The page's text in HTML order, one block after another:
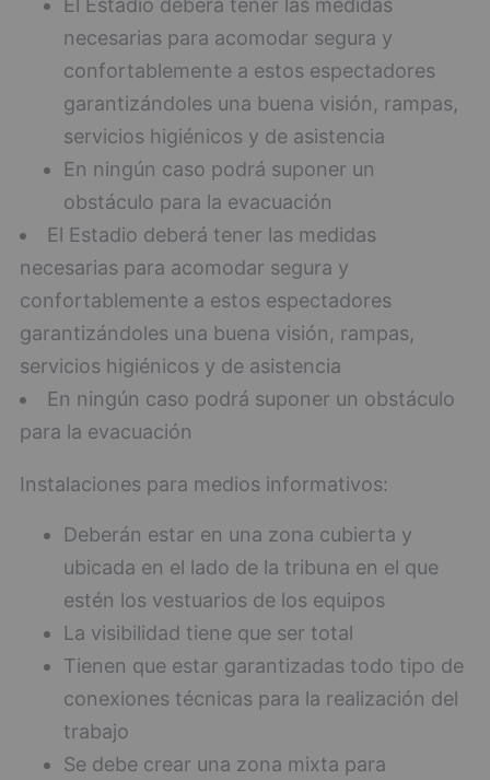
El Estadio deberá tener las medidas
necesarias para acomodar segura y
confortablemente a estos espectadores
garantizándoles una buena visión, rampas,
servicios higiénicos y de asistencia
En ningún caso podrá suponer un
obstáculo para la evacuación
El Estadio deberá tener las medidas
necesarias para acomodar segura y
confortablemente a estos espectadores
garantizándoles una buena visión, rampas,
servicios higiénicos y de asistencia
En ningún caso podrá suponer un obstáculo
para la evacuación
Instalaciones para medios informativos:
Deberán estar en una zona cubierta y
ubicada en el lado de la tribuna en el que
estén los vestuarios de los equipos
La visibilidad tiene que ser total
Tienen que estar garantizadas todo tipo de
conexiones técnicas para la realización del
trabajo
Se debe crear una zona mixta para